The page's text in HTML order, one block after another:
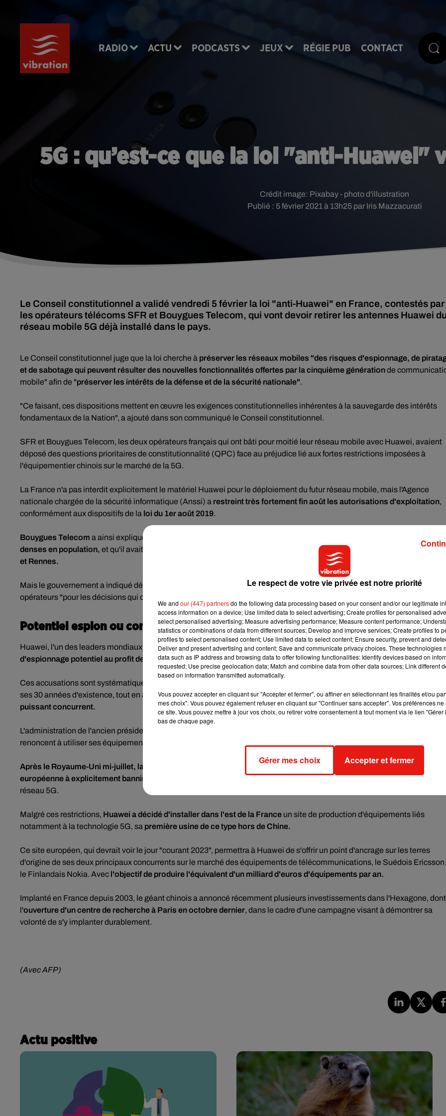
RADIO ACTU PODCASTS JEUX RÉGIE PUB CONTACT
5G : qu’est-ce que la loi "anti-Huawei"
Publié : 5 février 2021 à 13h25 par Iris Mazzacurati
Crédit image: Pixabay - photo d'illustration
Le Conseil constitutionnel a validé vendredi 5 février la loi "anti-Huawei" en France, contestés par
les opérateurs télécoms SFR et Bouygues Telecom, qui vont devoir retirer les antennes Huawei du
réseau mobile 5G déjà installé dans le pays.
Le Conseil constitutionnel juge que la loi cherche à préserver les réseaux mobiles "des risques d'espionnage, de
et de sabotage qui peuvent résulter des nouvelles fonctionnalités offertes par la cinquième générationde
mobile" afin de "préserver les intérêts de la défense et de la sécurité nationale".
"Ce faisant, ces dispositions mettent en œuvre les exigences constitutionnelles inhérentes à la sauvegarde des intérêts
fondamentaux de la Nation", a ajouté dans son communiqué le Conseil constitutionnel.
SFR et Bouygues Telecom, les deux opérateurs français qui ont bâti pour moitié leur réseau mobile avec Huawei, avaient
déposé des questions prioritaires de constitutionnalité (QPC) face au préjudice lié aux fortes restrictions imposées à
l'équipementier chinois sur le marché de la 5G.
La France n'a pas interdit explicitement le matériel Huawei pour le déploiement du futur réseau mobile, mais l'Agence
nationale chargée de la sécurité informatique (Anssi) a restreint très fortement fin août les autorisations d'exploitation,
conformément aux dispositifs de la loi du 1er août 2019.
Bouygues Telecom a ainsi expliqué qu'il allait
denses en population, et qu'il avait i
nterdiction d'utiliser des antennes Huawei pour la 5G à Strasbourg, Brest,
et Rennes.
Mais le gouvernement a indiqué début septembre qu'il n'était pas prévu "qu'il y ait des indemnisations"versées aux
opérateurs "pour les décisions qui ont été prises" au sujet de Huawei, contrairement à d'autres pays.
Potentiel espion ou concurrent à éliminer ?
Huawei, l'un des leaders mondiaux des équipements 5G, estdans le collimateur des Etats-Unis qui le soupçonnent
d'espionnage potentiel au profit de Pékin.
Ces accusations sont systématiquement niées par Huawei qui rappelle n'avoir jamais été pris en défaut de sécurité
ses 30 années d'existence, tout en attribuant l'offensive dont elle fait l'objet à lavolonté des Etats-Unis d'éliminer un
puissant concurrent.
L'administration de l'ancien président Donald Trump avait en effet fait pression sur les pays occidentaux alliés pour qu'ils
renoncent à utiliser ses équipements.
Après le Royaume-Uni mi-juillet, la Suède est devenue fin octobre le deuxième pays d'Europe et le premier de l'Union
européenne à explicitement bannir Huawei
réseau 5G.
Malgré ces restrictions, Huawei a décidé d'installer dans l'est de la France un site de production d'équipements liés
notamment à la technologie 5G, sa première usine de ce type hors de Chine.
Ce site européen, qui devrait voir le jour "courant 2023", permettra à Huawei de s'offrir un point d'ancrage sur les terres
d'origine de ses deux principaux concurrents sur le marché des équipements de télécommunications, le Suédois Ericsson
le Finlandais Nokia. Avec l'objectif de produire l'équivalent d'un milliard d'euros d'équipements par an.
Implanté en France depuis 2003, le géant chinois a annoncé récemment plusieurs investissements dans l'Hexagone, dont
l'ouverture d'un centre de recherche à Paris en octobre dernier, dans le cadre d'une campagne visant à démontrer sa
volonté de s'y implanter durablement.
(Avec AFP)
Actu positive
Le respect de votre vie privée est notre priorité
We and our (447) partnersdo the following data processing based on your consent and/or our legitimate
access information on a device; Use limited data to select advertising; Create profiles for personalised
select personalised advertising; Measure advertising performance; Measure content performance;
statistics or combinations of data from different sources; Develop and improve services; Create profiles to
profiles to select personalised content; Use limited data to select content; Ensure security, prevent and
Deliver and present advertising and content; Save and communicate privacy choices. These technologies
data such as IP address and browsing data to offer following functionalities: Identify devices based on
requested; Use precise geolocation data; Match and combine data from other data sources; Link different
based on information transmitted automatically.
Vous pouvez accepter en cliquant sur "Accepter et fermer", ou affiner en sélectionnant les finalités et/ou
mes choix". Vous pouvez également refuser en cliquant sur "Continuer sans accepter". Vos préférences
ce site. Vous pouvez mettre à jour vos choix, ou retirer votre consentement à tout moment via le lien
bas de chaque page.
Gérer mes choix Accepter et fermer